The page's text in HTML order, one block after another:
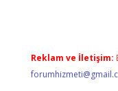
Reklam ve İletişim: